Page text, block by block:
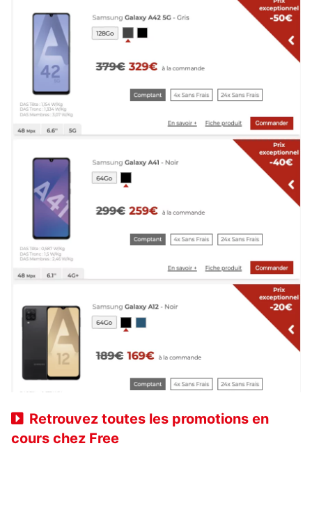
Retrouvez toutes les promotions en
cours chez Free